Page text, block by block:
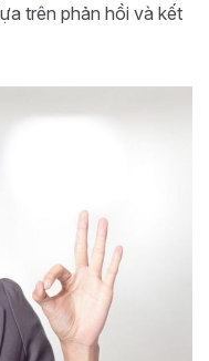
trên phản hồi và kết